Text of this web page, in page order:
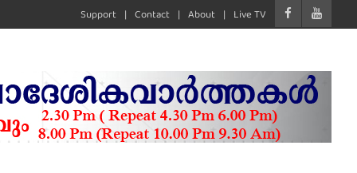
Support Contact About Live TV